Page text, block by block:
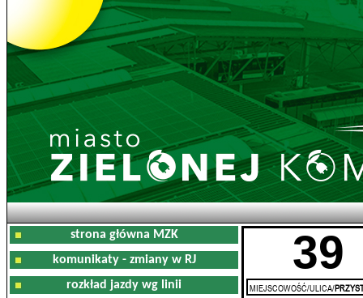
strona główna MZK
komunikaty - zmiany w RJ
rozkład jazdy wg linii
39
MIEJSCOWOŚĆ/ULICA/